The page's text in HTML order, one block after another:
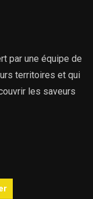
par une équipe de
territoires et qui
les saveurs